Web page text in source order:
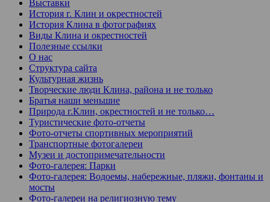
Выставки
История г. Клин и окрестностей
История Клина в фотографиях
Виды Клина и окрестностей
Полезные ссылки
О нас
Структура сайта
Культурная жизнь
Творческие люди Клина, района и не только
Братья наши меньшие
Природа г.Клин, окрестностей и не только…
Туристические фото-отчеты
Фото-отчеты спортивных мероприятий
Транспортные фотогалереи
Музеи и достопримечательности
Фото-галерея: Парки
Фото-галерея: Водоемы, набережные, пляжи, фонтаны и
мосты
Фото-галереи на религиозную тему